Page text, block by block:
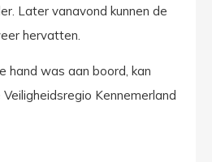
Later vanavond kunnen de
hervatten.
hand was aan boord, kan
Kennemerland